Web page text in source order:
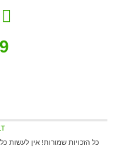
כל הזכויות שמורות! אין לעשות